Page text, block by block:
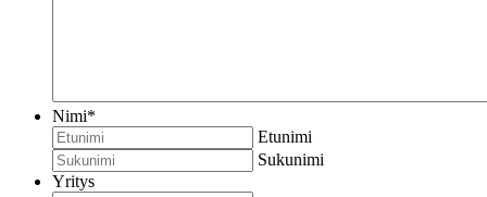
Nimi*
Etunimi
Sukunimi
Yritys